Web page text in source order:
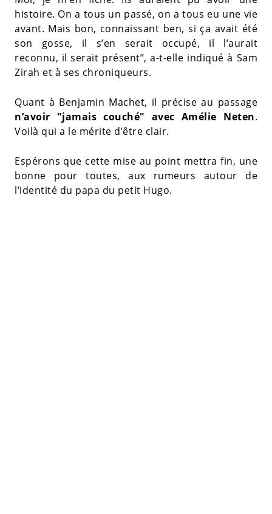
histoire. On a tous un passé, on a tous eu une vie
avant. Mais bon, connaissant ben, si ça avait été
son gosse, il s’en serait occupé, il l’aurait
reconnu, il serait présent”, a-t-elle indiqué à Sam
Zirah et à ses chroniqueurs.
Quant à Benjamin Machet, il précise au passage
n’avoir "jamais couché" avec Amélie Neten.
Voilà qui a le mérite d’être clair.
Espérons que cette mise au point mettra fin, une
bonne pour toutes, aux rumeurs autour de
l’identité du papa du petit Hugo.